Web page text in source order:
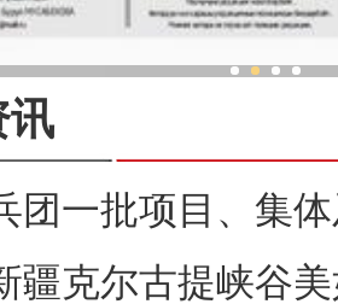
讯
团一批项目、集
疆克尔古提峡谷